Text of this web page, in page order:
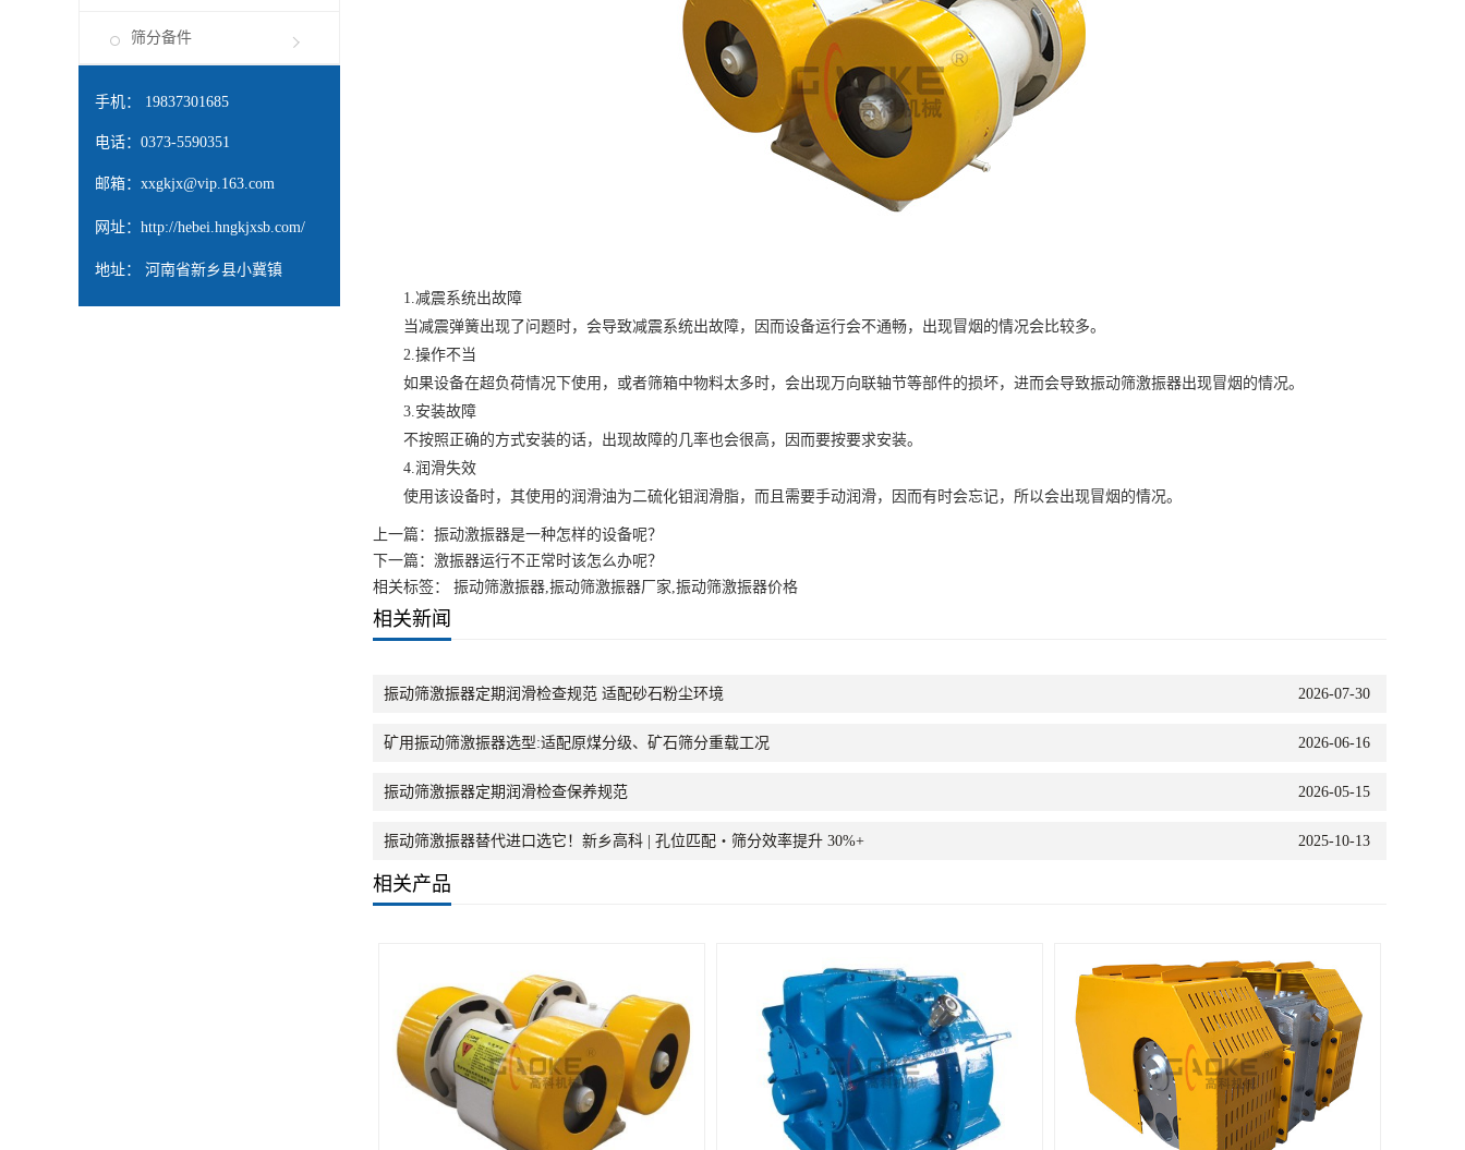
筛分备件
手机： 19837301685
电话：0373-5590351
邮箱： xxgkjx@vip.163.com
网址： http://hebei.hngkjxsb.com/
地址： 河南省新乡县小冀镇
1.减震系统出故障
当减震弹簧出现了问题时，会导致减震系统出故障，因而设备运行会不通畅，出现冒烟的情况会比较多。
2.操作不当
如果设备在超负荷情况下使用，或者筛箱中物料太多时，会出现万向联轴节等部件的损坏，进而会导致振动筛激振器出现冒烟的情况。
3.安装故障
不按照正确的方式安装的话，出现故障的几率也会很高，因而要按要求安装。
4.润滑失效
使用该设备时，其使用的润滑油为二硫化钼润滑脂，而且需要手动润滑，因而有时会忘记，所以会出现冒烟的情况。
上一篇： 振动激振器是一种怎样的设备呢？
下一篇： 激振器运行不正常时该怎么办呢？
相关标签： 振动筛激振器,振动筛激振器厂家,振动筛激振器价格
相关新闻
2026-07-30
振动筛激振器定期润滑检查规范 适配砂石粉尘环境
2026-06-16
矿用振动筛激振器选型:适配原煤分级、矿石筛分重载工况
2026-05-15
振动筛激振器定期润滑检查保养规范
2025-10-13
振动筛激振器替代进口选它！新乡高科 | 孔位匹配・筛分效率提升 30%+
相关产品